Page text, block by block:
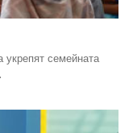
семейната